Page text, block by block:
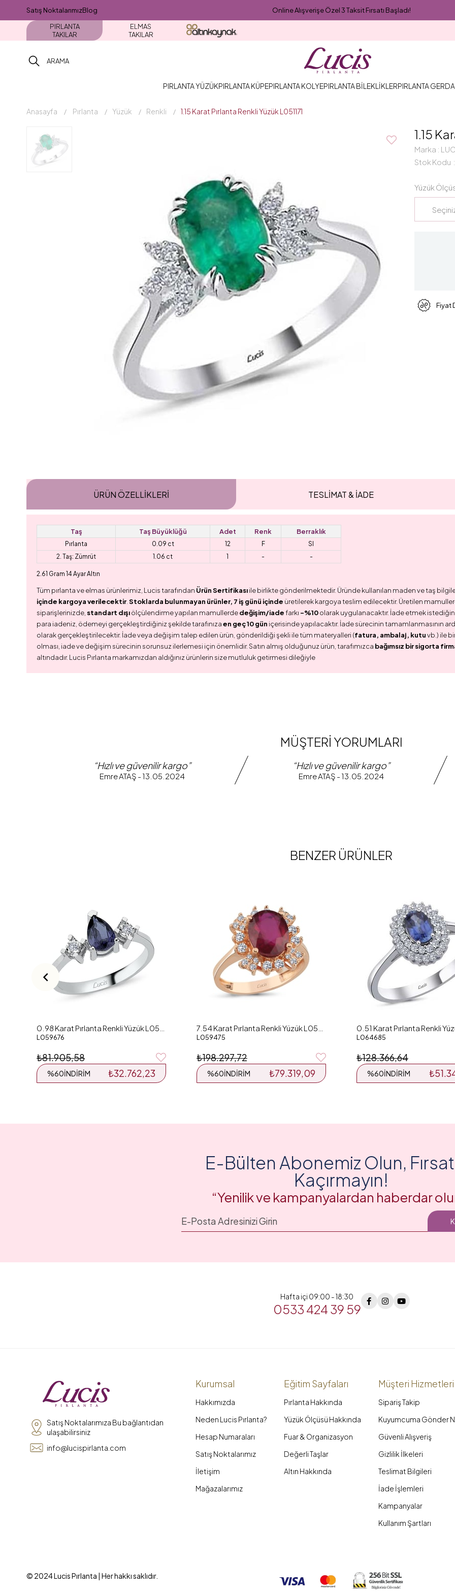
Satış NoktalarımızBlog
Online Alışverişe Özel 3 Taksit Fırsatı Başladı!
PIRLANTA
TAKILAR
ELMAS
TAKILAR
PIRLANTA YÜZÜKPIRLANTA KÜPEPIRLANTA KOLYEPIRLANTA BİLEKLİKLERPIRLANTA
Anasayfa Pırlanta Yüzük Renkli 1.15 Karat Pırlanta Renkli Yüzük L051171
1.15
Marka :
Stok Kodu
Yüzük
Fiyat
ÜRÜN ÖZELLIKLERI TESLİMAT & İADE
Taş Taş Büyüklüğü Adet Renk Berraklık
Pırlanta 0.09 ct 12 F
SI
2. Taş: Zümrüt
1.06 ct 1 - -
2.61 Gram 14 Ayar Altın
Tüm pırlanta ve elmas ürünlerimiz, Lucis tarafından Ürün Sertifikasıile birlikte gönderilmektedir. Üründe kullanılan maden ve taş
içinde kargoya verilecektir. Stoklarda bulunmayan ürünler, 7 iş günü içinde üretilerek kargoya teslim edilecektir. Üretilen
siparişlerinizde, standart dışıölçülendirme yapılan mamullerdedeğişim/iadefarkı -%10olarak uygulanacaktır. İade etmek
para iadeniz, ödemeyi gerçekleştirdiğiniz şekilde tarafınızaen geç 10 gün içerisinde yapılacaktır. İade sürecinin tamamlanmasının
olarak gerçekleştirilecektir. İade veya değişim talep edilen ürün, gönderildiği şekli ile tüm materyalleri (fatura, ambalaj, kutuvb.) ile
olması, iade ve değişim sürecinin sorunsuz ilerlemesi için önemlidir. Satın almış olduğunuz ürün, tarafımızca bağımsız bir sigorta
altındadır. Lucis Pırlanta markamızdan aldığınız ürünlerin size mutluluk getirmesi dileğiyle
MÜŞTERİ YORUMLARI
“Hızlı ve güvenilir kargo”
Emre ATAŞ - 13.05.2024
“Hızlı ve güvenilir kargo”
Emre ATAŞ - 13.05.2024
BENZER ÜRÜNLER
L059676
₺32.762,23
%60İNDIRIM
₺81.905,58
L059475
₺79.319,09
%60İNDIRIM
₺198.297,72
L064685
%60İNDIRIM
₺128.366,64
E-Bülten Abonemiz Olun,
Kaçırmayın!
“Yenilik ve kampanyalardan haberdar
Hafta içi 09:00 - 18:30
0533 424 39 59
Satış Noktalarımıza Bu bağlantıdan
ulaşabilirsiniz
info@lucispirlanta.com
Kurumsal
Hakkımızda
Neden Lucis Pırlanta?
Hesap Numaraları
Satış Noktalarımız
İletişim
Mağazalarımız
Eğitim Sayfaları
Pırlanta Hakkında
Yüzük Ölçüsü Hakkında
Fuar & Organizasyon
Değerli Taşlar
Altın Hakkında
Müşteri Hizmetleri
Sipariş Takip
Kuyumcuma Gönder
Güvenli Alışveriş
Gizlilik İlkeleri
Teslimat Bilgileri
İade İşlemleri
Kampanyalar
Kullanım Şartları
© 2024 Lucis Pırlanta | Her hakkı saklıdır.